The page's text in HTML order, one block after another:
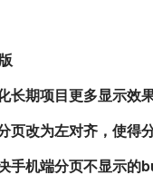
长期项目更多显示效果
页改为左对齐，使得
手机端分页不显示的